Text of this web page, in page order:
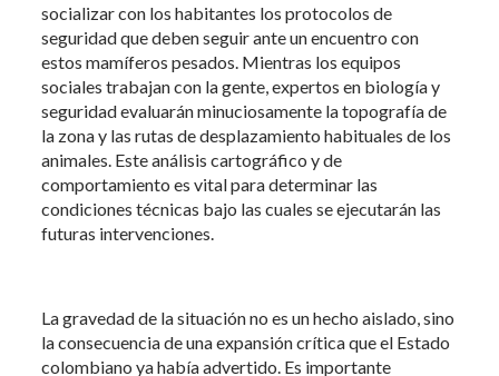
socializar con los habitantes los protocolos de
seguridad que deben seguir ante un encuentro con
estos mamíferos pesados. Mientras los equipos
sociales trabajan con la gente, expertos en biología y
seguridad evaluarán minuciosamente la topografía de
la zona y las rutas de desplazamiento habituales de los
animales. Este análisis cartográfico y de
comportamiento es vital para determinar las
condiciones técnicas bajo las cuales se ejecutarán las
futuras intervenciones.
La gravedad de la situación no es un hecho aislado, sino
la consecuencia de una expansión crítica que el Estado
colombiano ya había advertido. Es importante